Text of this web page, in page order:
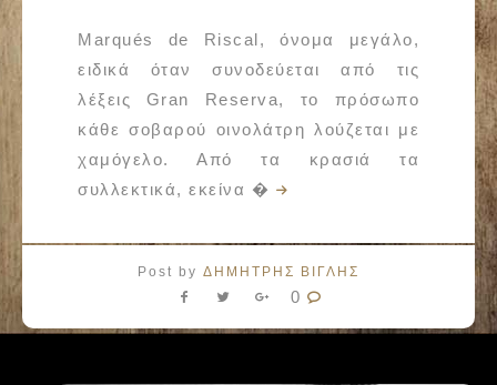
Marqués de Riscal, όνομα μεγάλο,
ειδικά όταν συνοδεύεται από τις
λέξεις Gran Reserva, το πρόσωπο
κάθε σοβαρού οινολάτρη λούζεται με
χαμόγελο. Από τα κρασιά τα
συλλεκτικά, εκείνα �
Post by ΔΗΜΗΤΡΗΣ ΒΙΓΛΗΣ
0